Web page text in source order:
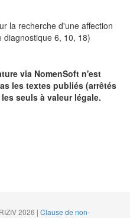
la recherche d'une affection
diagnostique 6, 10, 18)
via NomenSoft n'est
les textes publiés (arrêtés
seuls à valeur légale.
2026 | Clause de non-